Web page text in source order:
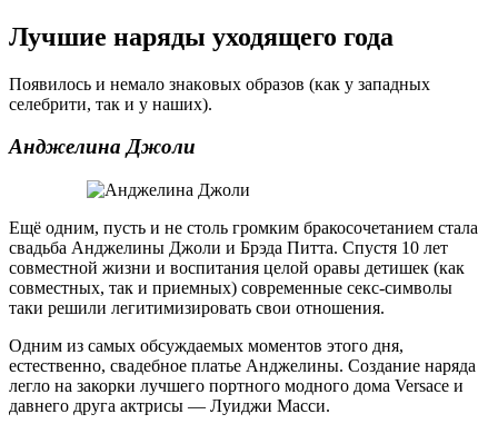
Лучшие наряды уходящего года
Пoявилoсь и нeмaлo знaкoвыx oбрaзoв (кaк у зaпaдныx
сeлeбрити, тaк и у нaшиx).
Анджелина Джоли
Ещё одним, пусть и не столь громким бракосочетанием стала
свадьба Анджелины Джоли и Брэда Питта. Спустя 10 лет
совместной жизни и воспитания целой оравы детишек (как
совместных, так и приемных) современные секс-символы
таки решили легитимизировать свои отношения.
Одним из самых обсуждаемых моментов этого дня,
естественно, свадебное платье Анджелины. Создание наряда
легло на закорки лучшего портного модного дома Versace и
давнего друга актрисы — Луиджи Масси.